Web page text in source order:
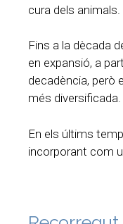
cura dels animals.
Fins a la dècada
en expansió, a
decadència, però
més diversificada.
En els últims
incorporant com